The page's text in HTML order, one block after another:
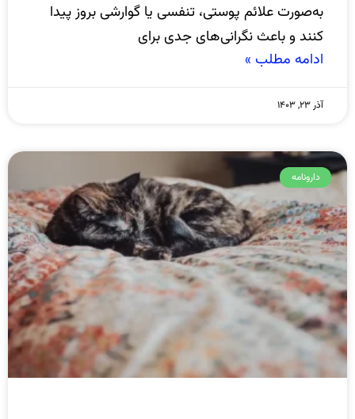
به‌صورت علائم پوستی، تنفسی یا گوارشی بروز پیدا
کنند و باعث نگرانی‌های جدی برای
ادامه مطلب »
آذر ۲۳, ۱۴۰۳
دارونامه